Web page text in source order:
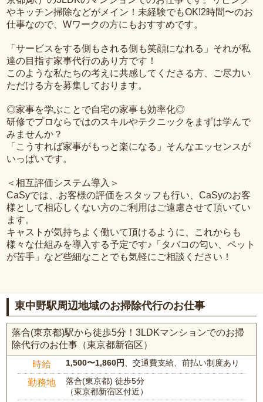
やキッチン掃除などがメイン！未経験でもOK!2時間〜のお
仕事なので、Wワークの方にもおすすめです。
「サービスをする側もされる側も笑顔になれる」それが私
達の目指す家事代行のあり方です！
このような私たちの考えに共感してくださる方、ご尽力い
ただける方を募集しております。
◎家事を学ぶことで自宅の家事も効率化◎
研修でプロならではのスキルやテクニックをまずは学んで
みませんか？
「こうすれば家事がもっと楽になる」そんなエッセンスが
いっぱいです。
＜相互評価システム導入＞
CaSyでは、お客様の評価をスタッフも行い、CaSyのお客
様として相応しくない方のご利用はご遠慮させて頂いてい
ます。
キャストが気持ちよく働いて頂けるように、これからも
様々な仕組みを導入する予定です♪「タバコの匂い、ペット
が苦手」など些細なことでも気軽にご相談ください！
東中野駅周辺地域のお掃除代行のお仕事
落合(東京都)駅から徒歩5分！3LDKマンションでのお掃
除代行のお仕事（東京都新宿区）
時給 1,500〜1,860円、交通費支給、前払い制度あり
勤務地
落合(東京都) 徒歩5分
（東京都新宿区付近）